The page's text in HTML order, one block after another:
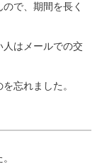
で、期間を長く
人はメールでの交
忘れました。